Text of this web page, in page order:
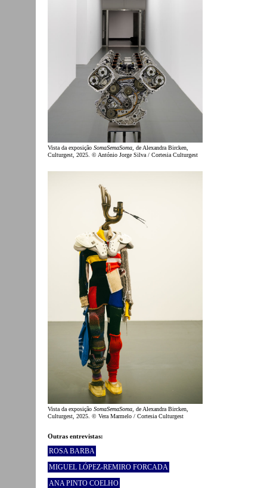
Vista da exposição SomaSemaSoma , de Alexandra Bircken,
Culturgest, 2025. © António Jorge Silva / Cortesia Culturgest
Vista da exposição SomaSemaSoma , de Alexandra Bircken,
Culturgest, 2025. © Vera Marmelo / Cortesia Culturgest
Outras entrevistas:
ROSA BARBA
MIGUEL LÓPEZ-REMIRO FORCADA
ANA PINTO COELHO